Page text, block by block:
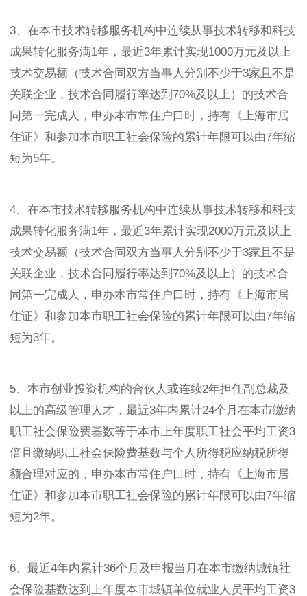
3、在本市技术转移服务机构中连续从事技术转移和科技
成果转化服务满1年，最近3年累计实现1000万元及以上
技术交易额（技术合同双方当事人分别不少于3家且不是
关联企业，技术合同履行率达到70%及以上）的技术合
同第一完成人，申办本市常住户口时，持有《上海市居
住证》和参加本市职工社会保险的累计年限可以由7年缩
短为5年。
4、在本市技术转移服务机构中连续从事技术转移和科技
成果转化服务满1年，最近3年累计实现2000万元及以上
技术交易额（技术合同双方当事人分别不少于3家且不是
关联企业，技术合同履行率达到70%及以上）的技术合
同第一完成人，申办本市常住户口时，持有《上海市居
住证》和参加本市职工社会保险的累计年限可以由7年缩
短为3年。
5、本市创业投资机构的合伙人或连续2年担任副总裁及
以上的高级管理人才，最近3年内累计24个月在本市缴纳
职工社会保险费基数等于本市上年度职工社会平均工资3
倍且缴纳职工社会保险费基数与个人所得税应纳税所得
额合理对应的，申办本市常住户口时，持有《上海市居
住证》和参加本市职工社会保险的累计年限可以由7年缩
短为2年。
6、最近4年内累计36个月及申报当月在本市缴纳城镇社
会保险基数达到上年度本市城镇单位就业人员平均工资3